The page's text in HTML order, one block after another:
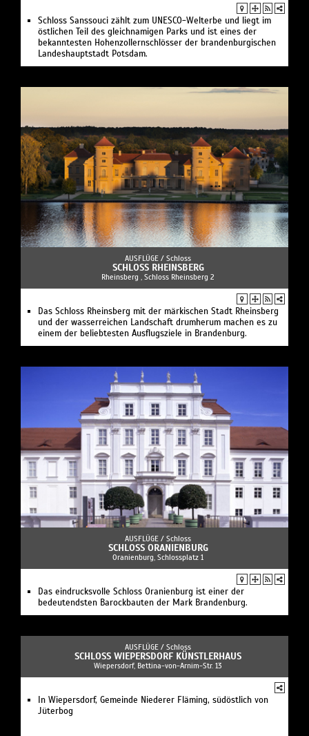
Schloss Sanssouci zählt zum UNESCO-Welterbe und liegt im
östlichen Teil des gleichnamigen Parks und ist eines der
bekanntesten Hohenzollernschlösser der brandenburgischen
Landeshauptstadt Potsdam.
AUSFLÜGE / Schloss
SCHLOSS RHEINSBERG
Rheinsberg , Schloss Rheinsberg 2
Das Schloss Rheinsberg mit der märkischen Stadt Rheinsberg
und der wasserreichen Landschaft drumherum machen es zu
einem der beliebtesten Ausflugsziele in Brandenburg.
AUSFLÜGE / Schloss
SCHLOSS ORANIENBURG
Oranienburg, Schlossplatz 1
Das eindrucksvolle Schloss Oranienburg ist einer der
bedeutendsten Barockbauten der Mark Brandenburg.
AUSFLÜGE / Schloss
SCHLOSS WIEPERSDORF KÜNSTLERHAUS
Wiepersdorf, Bettina-von-Arnim-Str. 13
In Wiepersdorf, Gemeinde Niederer Fläming, südöstlich von
Jüterbog